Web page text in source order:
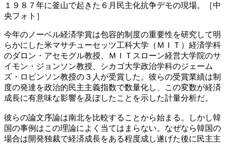
１９８７年に釜山で起きた６月民主化抗争デモの現場。［中
央フォト］
今年のノーベル経済学賞は包容的制度の重要性を研究して明
らかにした米マサチューセッツ工科大学（ＭＩＴ）経済学科
のダロン・アセモグル教授、ＭＩＴスローン経営大学院のサ
イモン・ジョンソン教授、シカゴ大学政治学科のジェーム
ズ・ロビンソン教授の３人が受賞した。彼らの受賞業績は制
度の発達を政治的民主主義指数で数量化し、この変数が経済
成長に有意味な影響を及ぼしたことを示した計量分析だ。
彼らの論文序論は南北を比較することから始まる。しかし韓
国の事例はこの理論によく当てはまらない。なぜなら韓国の
場合は開発独裁で経済成長をある程度成し遂げた後に民主主